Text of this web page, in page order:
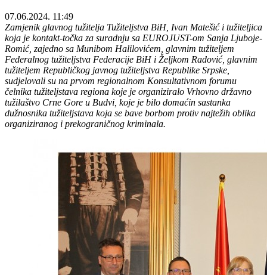
07.06.2024. 11:49
Zamjenik glavnog tužitelja Tužiteljstva BiH, Ivan Matešić i tužiteljica
koja je kontakt-točka za suradnju sa EUROJUST-om Sanja Ljuboje-
Romić, zajedno sa Munibom Halilovićem, glavnim tužiteljem
Federalnog tužiteljstva Federacije BiH i Željkom Radović, glavnim
tužiteljem Republičkog javnog tužiteljstva Republike Srpske,
sudjelovali su na prvom regionalnom Konsultativnom forumu
čelnika tužiteljstava regiona koje je organiziralo Vrhovno državno
tužilaštvo Crne Gore u Budvi, koje je bilo domaćin sastanka
dužnosnika tužiteljstava koja se bave borbom protiv najtežih oblika
organiziranog i prekograničnog kriminala.